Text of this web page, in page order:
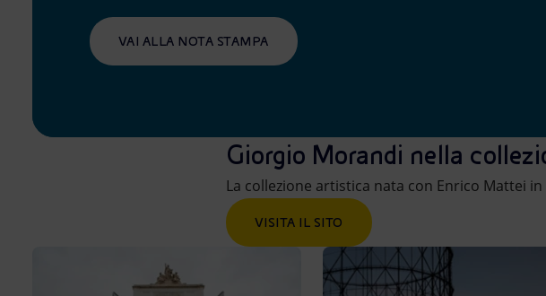
VAI ALLA NOTA STAMPA
Giorgio Morandi nella
La collezione artistica nata con Enrico Mattei
VISITA IL SITO